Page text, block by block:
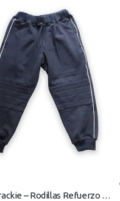
Pantalón Trackie – Rodillas Refuerzo (Tallas 10-14)